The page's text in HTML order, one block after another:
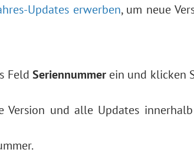
Updates erwerben, um neue
Feld Seriennummerein und klicken
und alle Updates